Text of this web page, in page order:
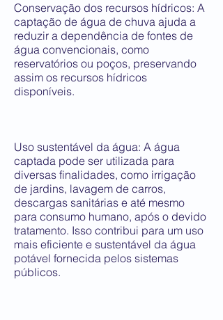
Conservação dos recursos hídricos: A
captação de água de chuva ajuda a
reduzir a dependência de fontes de
água convencionais, como
reservatórios ou poços, preservando
assim os recursos hídricos
disponíveis.
Uso sustentável da água: A água
captada pode ser utilizada para
diversas finalidades, como irrigação
de jardins, lavagem de carros,
descargas sanitárias e até mesmo
para consumo humano, após o devido
tratamento. Isso contribui para um uso
mais eficiente e sustentável da água
potável fornecida pelos sistemas
públicos.